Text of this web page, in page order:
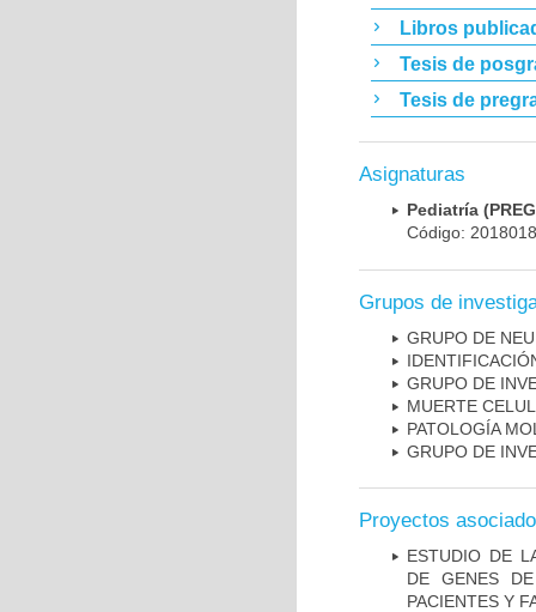
Libros
Tesis de
Tesis de
Asignaturas
Pediatría
Código:
Grupos de
GRUPO DE
GRUPO DE
MUERTE
PATOLOGÍA
GRUPO DE
Proyectos
ESTUDIO DE
DE GENES
PACIENTES Y